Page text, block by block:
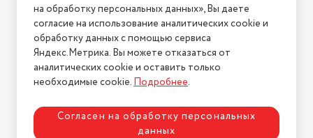
Уникальные технологии
ThermoProtect, Air Multiplier
Индикация
включения
2026 © Интернет-магазин "АстМаркет". У нас есть всё!
Политика конфиденциальности
на обработку персональных данных», Вы даете
согласие на использование аналитических cookie и
обработку данных с помощью сервиса
Яндекс.Метрика. Вы можете отказаться от
аналитических cookie и оставить только
необходимые cookie.Подробнее.
Согласен на обработку персональных
данных